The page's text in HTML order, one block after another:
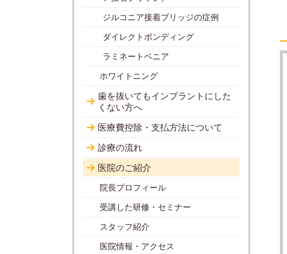
ジルコニア接着ブリッジの症例
ダイレクトボンディング
ラミネートベニア
ホワイトニング
歯を抜いてもインプラントにした
くない方へ
医療費控除・支払方法について
診療の流れ
医院のご紹介
院長プロフィール
受講した研修・セミナー
スタッフ紹介
医院情報・アクセス